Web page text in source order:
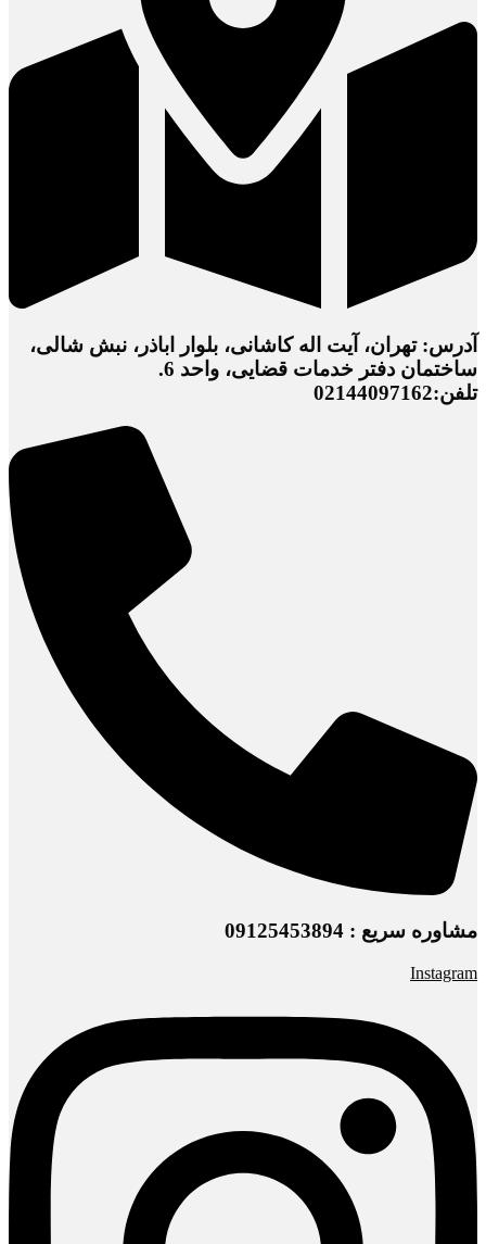
آدرس: تهران، آیت اله کاشانی، بلوار اباذر، نبش شالی،
ساختمان دفتر خدمات قضایی، واحد 6.
تلفن:02144097162
مشاوره سریع : 09125453894
Instagram